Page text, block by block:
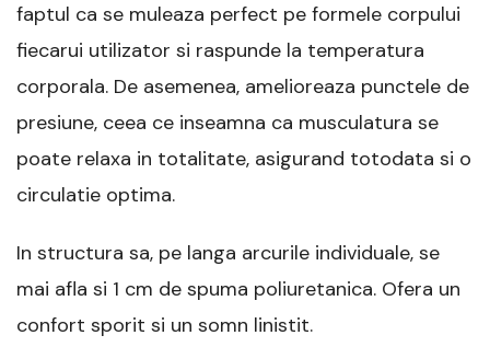
faptul ca se muleaza perfect pe formele corpului
fiecarui utilizator si raspunde la temperatura
corporala. De asemenea, amelioreaza punctele de
presiune, ceea ce inseamna ca musculatura se
poate relaxa in totalitate, asigurand totodata si o
circulatie optima.
In structura sa, pe langa arcurile individuale, se
mai afla si 1 cm de spuma poliuretanica. Ofera un
confort sporit si un somn linistit.